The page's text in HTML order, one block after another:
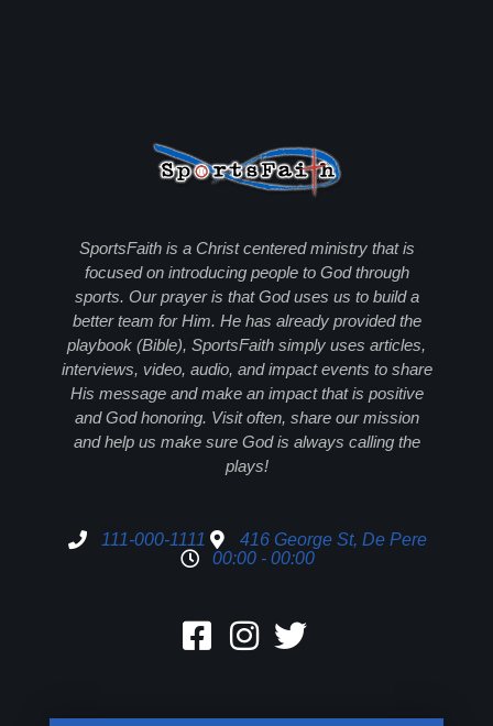
SportsFaith is a Christ centered ministry that is
focused on introducing people to God through
sports. Our prayer is that God uses us to build a
better team for Him. He has already provided the
playbook (Bible), SportsFaith simply uses articles,
interviews, video, audio, and impact events to share
His message and make an impact that is positive
and God honoring. Visit often, share our mission
and help us make sure God is always calling the
plays!
111-000-1111
416 George St, De Pere
00:00 - 00:00